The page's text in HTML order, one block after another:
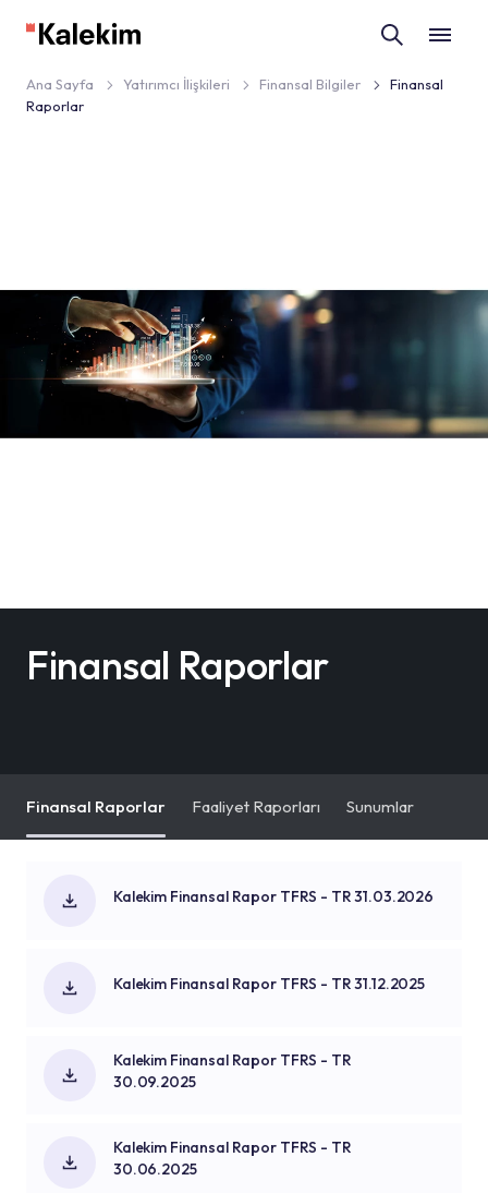
Ana Sayfa Yatırımcı İlişkileri Finansal Bilgiler
Finansal
Raporlar
Finansal Raporlar
Finansal Raporlar Faaliyet Raporları Sunumlar
Kalekim Finansal Rapor TFRS - TR 31.03.2026
Kalekim Finansal Rapor TFRS - TR 31.12.2025
Kalekim Finansal Rapor TFRS - TR
30.09.2025
Kalekim Finansal Rapor TFRS - TR
30.06.2025